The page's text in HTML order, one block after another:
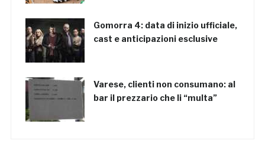
Gomorra 4: data di inizio ufficiale,
cast e anticipazioni esclusive
Varese, clienti non consumano: al
bar il prezzario che li “multa”